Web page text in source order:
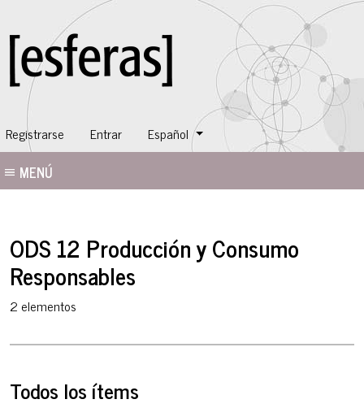
Registrarse Entrar Cambiar el idioma. El idioma actual es:
Español
MENÚ
ODS 12 Producción y Consumo
Responsables
2 elementos
Todos los ítems